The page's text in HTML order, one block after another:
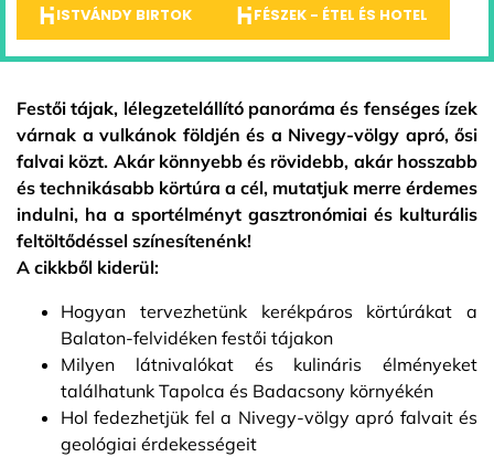
ISTVÁNDY BIRTOK FÉSZEK - ÉTEL ÉS HOTEL
Festői tájak, lélegzetelállító panoráma és fenséges ízek
várnak a vulkánok földjén és a Nivegy-völgy apró, ősi
falvai közt. Akár könnyebb és rövidebb, akár hosszabb
és technikásabb körtúra a cél, mutatjuk merre érdemes
indulni, ha a sportélményt gasztronómiai és kulturális
feltöltődéssel színesítenénk!
A cikkből kiderül:
Hogyan tervezhetünk kerékpáros körtúrákat a
Balaton-felvidéken festői tájakon
Milyen látnivalókat és kulináris élményeket
találhatunk Tapolca és Badacsony környékén
Hol fedezhetjük fel a Nivegy-völgy apró falvait és
geológiai érdekességeit